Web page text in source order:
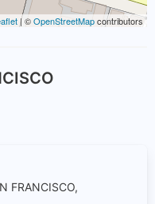
| ©OpenStreetMapcontributors
FRANCISCO,